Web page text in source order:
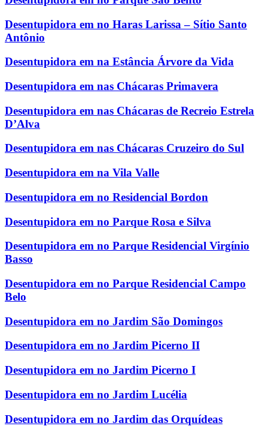
Desentupidora em no Haras Larissa – Sítio Santo
Antônio
Desentupidora em na Estância Árvore da Vida
Desentupidora em nas Chácaras Primavera
Desentupidora em nas Chácaras de Recreio Estrela
D’Alva
Desentupidora em nas Chácaras Cruzeiro do Sul
Desentupidora em na Vila Valle
Desentupidora em no Residencial Bordon
Desentupidora em no Parque Rosa e Silva
Desentupidora em no Parque Residencial Virgínio
Basso
Desentupidora em no Parque Residencial Campo
Belo
Desentupidora em no Jardim São Domingos
Desentupidora em no Jardim Picerno II
Desentupidora em no Jardim Picerno I
Desentupidora em no Jardim Lucélia
Desentupidora em no Jardim das Orquídeas